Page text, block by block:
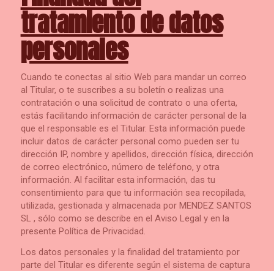
tratamiento de datos
personales
Cuando te conectas al sitio Web para mandar un correo
al Titular, o te suscribes a su boletín o realizas una
contratación o una solicitud de contrato o una oferta,
estás facilitando información de carácter personal de la
que el responsable es el Titular. Esta información puede
incluir datos de carácter personal como pueden ser tu
dirección IP, nombre y apellidos, dirección física, dirección
de correo electrónico, número de teléfono, y otra
información. Al facilitar esta información, das tu
consentimiento para que tu información sea recopilada,
utilizada, gestionada y almacenada por MENDEZ SANTOS
SL , sólo como se describe en el Aviso Legal y en la
presente Política de Privacidad.
Los datos personales y la finalidad del tratamiento por
parte del Titular es diferente según el sistema de captura